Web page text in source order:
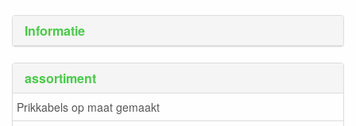
Informatie
assortiment
Prikkabels op maat gemaakt